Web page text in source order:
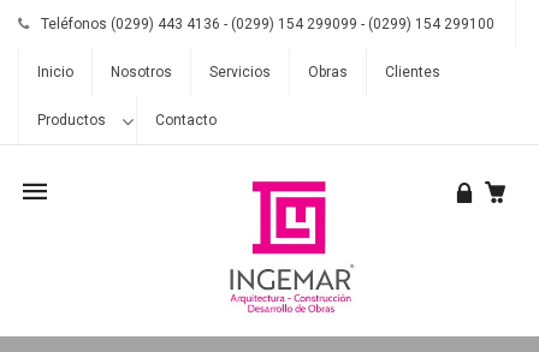
Teléfonos (0299) 443 4136 - (0299) 154 299099 - (0299) 154 299100
Inicio Nosotros Servicios Obras Clientes
Productos Contacto
Mobile